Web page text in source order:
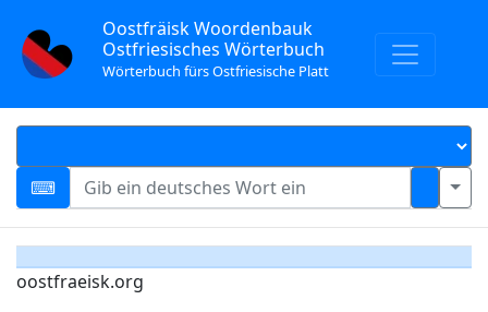
Oostfräisk Woordenbauk
Ostfriesisches Wörterbuch
Wörterbuch fürs Ostfriesische Platt
oostfraeisk.org